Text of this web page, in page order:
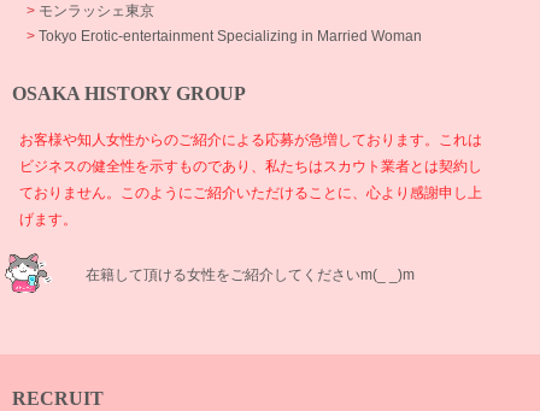
> モンラッシェ東京
> Tokyo Erotic-entertainment Specializing in Married Woman
OSAKA HISTORY GROUP
お客様や知人女性からのご紹介による応募が急増しております。これは
ビジネスの健全性を示すものであり、私たちはスカウト業者とは契約し
ておりません。このようにご紹介いただけることに、心より感謝申し上
げます。
在籍して頂ける女性をご紹介してくださいm(_ _)m
RECRUIT